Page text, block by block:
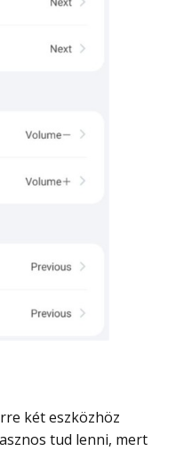
tud lenni, mert